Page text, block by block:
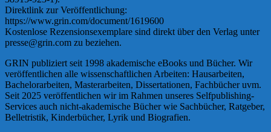
Direktlink zur Veröffentlichung:
https://www.grin.com/document/1619600
Kostenlose Rezensionsexemplare sind direkt über den Verlag unter
presse@grin.com zu beziehen.
GRIN publiziert seit 1998 akademische eBooks und Bücher. Wir
veröffentlichen alle wissenschaftlichen Arbeiten: Hausarbeiten,
Bachelorarbeiten, Masterarbeiten, Dissertationen, Fachbücher uvm.
Seit 2025 veröffentlichen wir im Rahmen unseres Selfpublishing-
Services auch nicht-akademische Bücher wie Sachbücher, Ratgeber,
Belletristik, Kinderbücher, Lyrik und Biografien.